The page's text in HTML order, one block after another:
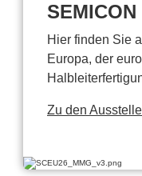
Hier finden Sie
Europa, der
Zu den